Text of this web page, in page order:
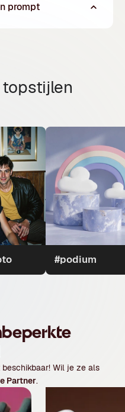
prompt
#podium
Wil je ze als
Partner.